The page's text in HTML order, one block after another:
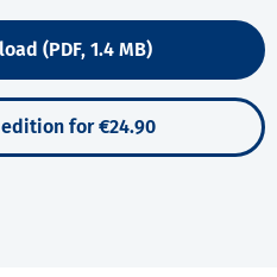
(PDF, 1.4 MB)
for €24.90